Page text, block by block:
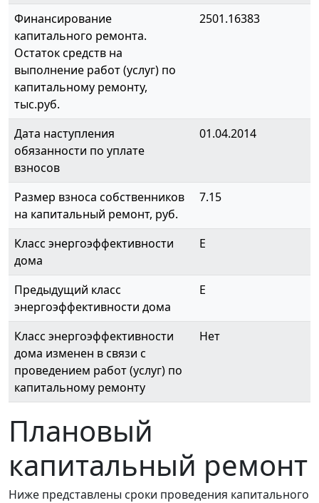
Финансирование
капитального ремонта.
Остаток средств на
выполнение работ (услуг) по
капитальному ремонту,
тыс.руб.
2501.16383
Дата наступления
обязанности по уплате
взносов
01.04.2014
Размер взноса собственников
на капитальный ремонт, руб.
7.15
Класс энергоэффективности
дома
E
Предыдущий класс
энергоэффективности дома
E
Класс энергоэффективности
дома изменен в связи с
проведением работ (услуг) по
капитальному ремонту
Нет
Плановый
капитальный ремонт
Ниже представлены сроки проведения капитального